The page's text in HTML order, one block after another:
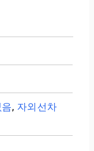
, 자외선차